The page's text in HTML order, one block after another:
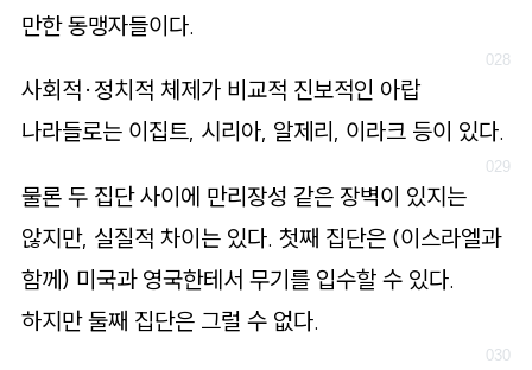
만한 동맹자들이다.
사회적·정치적 체제가 비교적 진보적인 아랍
나라들로는 이집트, 시리아, 알제리, 이라크 등이 있다.
물론 두 집단 사이에 만리장성 같은 장벽이 있지는
않지만, 실질적 차이는 있다. 첫째 집단은 (이스라엘과
함께) 미국과 영국한테서 무기를 입수할 수 있다.
하지만 둘째 집단은 그럴 수 없다.